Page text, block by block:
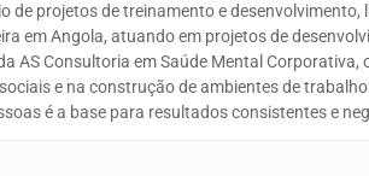
de projetos de treinamento e
em Angola, atuando em projetos de
AS Consultoria em Saúde Mental
e na construção de ambientes de
é a base para resultados consistentes e